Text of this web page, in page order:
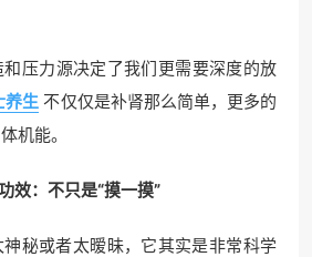
压力源决定了我们更需要深度的放
养生 不仅仅是补肾那么简单，更多的
机能。
效：不只是“摸一摸”
秘或者太暧昧，它其实是非常科学